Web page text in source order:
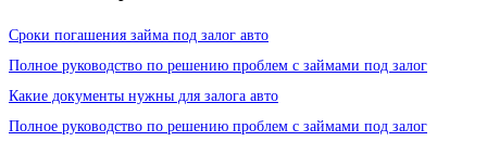
Сроки погашения займа под залог авто
Полное руководство по решению проблем с займами под залог
Какие документы нужны для залога авто
Полное руководство по решению проблем с займами под залог